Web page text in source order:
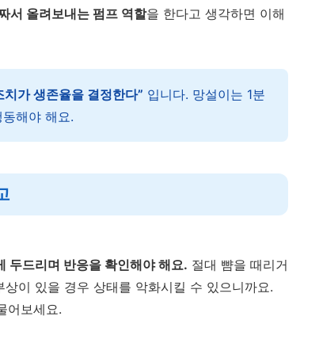
서 올려보내는 펌프 역할을 한다고 생각하면 이해
치가 생존율을 결정한다” 입니다. 망설이는 1분
해야 해요.
두드리며 반응을 확인해야 해요. 절대 뺨을 때리거
이 있을 경우 상태를 악화시킬 수 있으니까요.
어보세요.